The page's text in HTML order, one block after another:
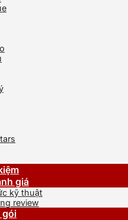
giá
kỹ thuật
review
gói